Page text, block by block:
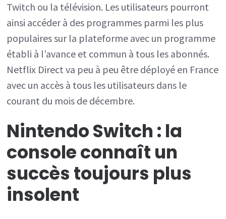
Twitch ou la télévision. Les utilisateurs pourront
ainsi accéder à des programmes parmi les plus
populaires sur la plateforme avec un programme
établi à l’avance et commun à tous les abonnés.
Netflix Direct va peu à peu être déployé en France
avec un accès à tous les utilisateurs dans le
courant du mois de décembre.
Nintendo Switch : la
console connaît un
succès toujours plus
insolent